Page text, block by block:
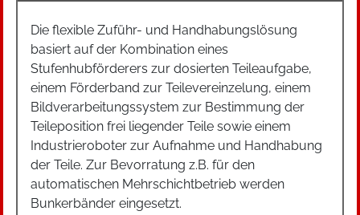
Die flexible Zuführ- und Handhabungslösung
basiert auf der Kombination eines
Stufenhubförderers zur dosierten Teileaufgabe,
einem Förderband zur Teilevereinzelung, einem
Bildverarbeitungssystem zur Bestimmung der
Teileposition frei liegender Teile sowie einem
Industrieroboter zur Aufnahme und Handhabung
der Teile. Zur Bevorratung z.B. für den
automatischen Mehrschichtbetrieb werden
Bunkerbänder eingesetzt.